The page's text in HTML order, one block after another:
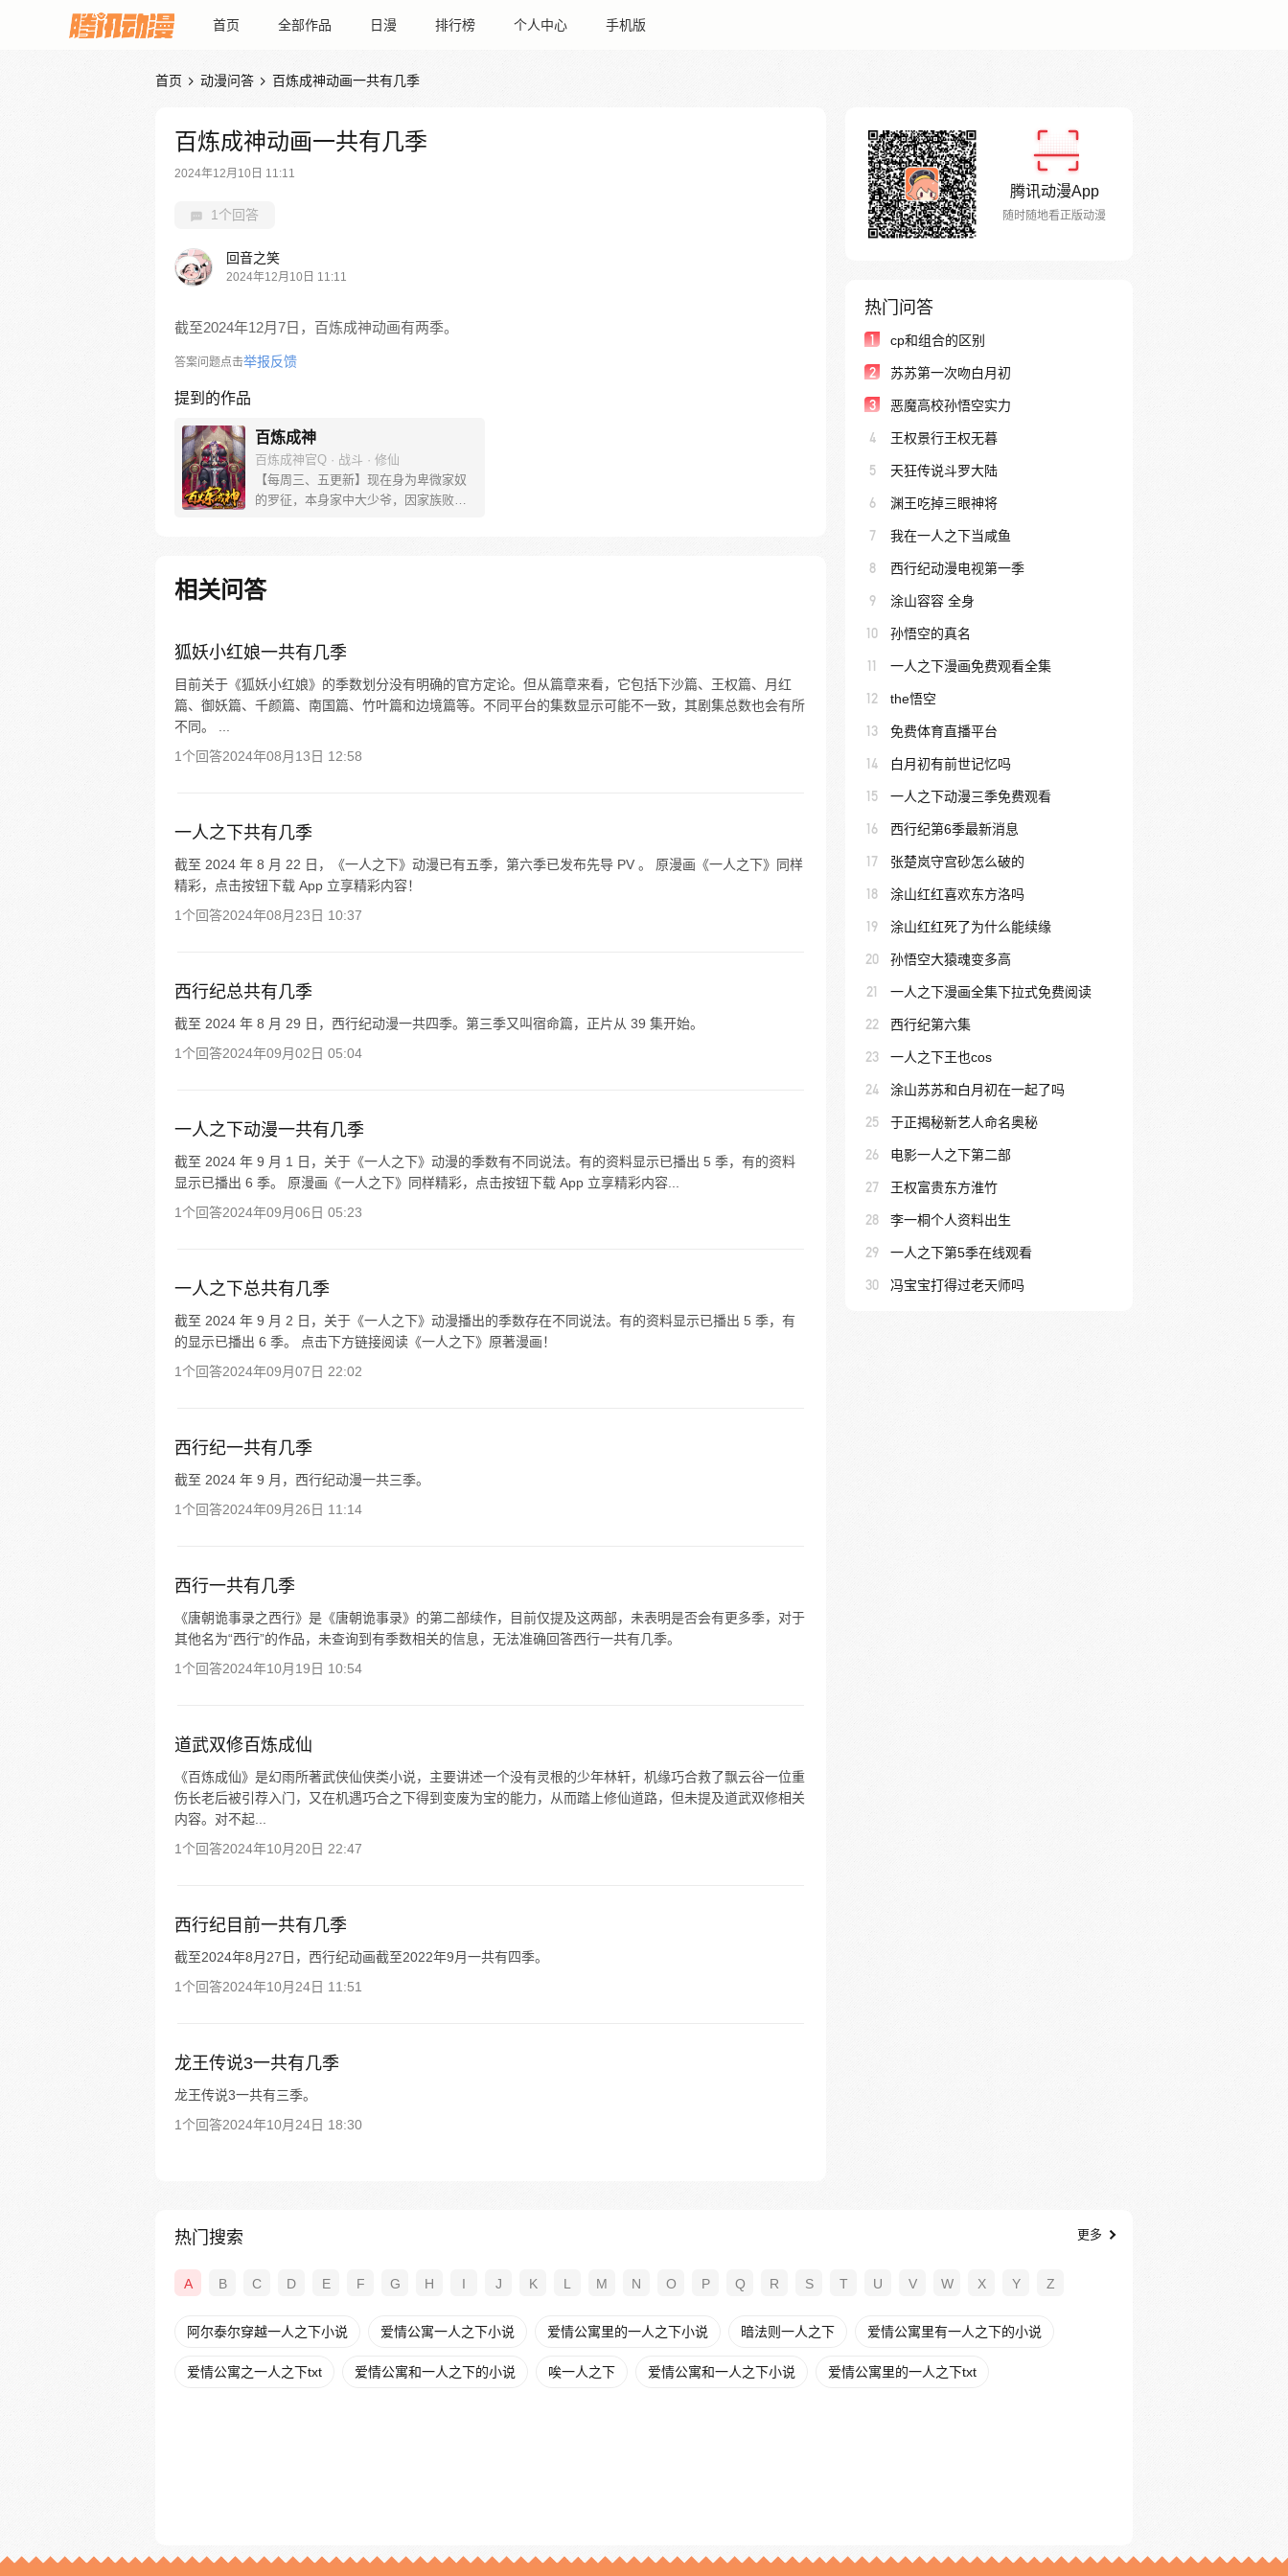
首页 全部作品 日漫 排行榜 个人中心 手机版
首页  动漫问答  百炼成神动画一共有几季
百炼成神动画一共有几季
2024年12月10日 11:11
1个回答
回音之笑
2024年12月10日 11:11
截至2024年12月7日，百炼成神动画有两季。
答案问题点击举报反馈
提到的作品
百炼成神
百炼成神官Q · 战斗 · 修仙
【每周三、五更新】现在身为卑微家奴
的罗征，本身家中大少爷，因家族败
炼制成器！而隐藏在这背后的神秘力量
到底是什么？参与周边活动请加QQ粉丝
相关问答
狐妖小红娘一共有几季
目前关于《狐妖小红娘》的季数划分没有明确的官方定论。但从篇章来看，它包括下沙篇、王权篇、月红
篇、御妖篇、千颜篇、南国篇、竹叶篇和边境篇等。不同平台的集数显示可能不一致，其剧集总数也会有所
不同。 ...
1个回答2024年08月13日 12:58
一人之下共有几季
截至 2024 年 8 月 22 日，《一人之下》动漫已有五季，第六季已发布先导 PV 。 原漫画《一人之下》同样
精彩，点击按钮下载 App 立享精彩内容！
1个回答2024年08月23日 10:37
西行纪总共有几季
截至 2024 年 8 月 29 日，西行纪动漫一共四季。第三季又叫宿命篇，正片从 39 集开始。
1个回答2024年09月02日 05:04
一人之下动漫一共有几季
截至 2024 年 9 月 1 日，关于《一人之下》动漫的季数有不同说法。有的资料显示已播出 5 季，有的资料
显示已播出 6 季。 原漫画《一人之下》同样精彩，点击按钮下载 App 立享精彩内容...
1个回答2024年09月06日 05:23
一人之下总共有几季
截至 2024 年 9 月 2 日，关于《一人之下》动漫播出的季数存在不同说法。有的资料显示已播出 5 季，有
的显示已播出 6 季。 点击下方链接阅读《一人之下》原著漫画！
1个回答2024年09月07日 22:02
西行纪一共有几季
截至 2024 年 9 月，西行纪动漫一共三季。
1个回答2024年09月26日 11:14
西行一共有几季
《唐朝诡事录之西行》是《唐朝诡事录》的第二部续作，目前仅提及这两部，未表明是否会有更多季，对于
其他名为“西行”的作品，未查询到有季数相关的信息，无法准确回答西行一共有几季。
1个回答2024年10月19日 10:54
道武双修百炼成仙
《百炼成仙》是幻雨所著武侠仙侠类小说，主要讲述一个没有灵根的少年林轩，机缘巧合救了飘云谷一位重
伤长老后被引荐入门，又在机遇巧合之下得到变废为宝的能力，从而踏上修仙道路，但未提及道武双修相关
内容。对不起...
1个回答2024年10月20日 22:47
西行纪目前一共有几季
截至2024年8月27日，西行纪动画截至2022年9月一共有四季。
1个回答2024年10月24日 11:51
龙王传说3一共有几季
龙王传说3一共有三季。
1个回答2024年10月24日 18:30
腾讯动漫App
随时随地看正版动漫
热门问答
1 cp和组合的区别
2 苏苏第一次吻白月初
3 恶魔高校孙悟空实力
4 王权景行王权无暮
5 天狂传说斗罗大陆
6 渊王吃掉三眼神将
7 我在一人之下当咸鱼
8 西行纪动漫电视第一季
9 涂山容容 全身
10 孙悟空的真名
11 一人之下漫画免费观看全集
12 the悟空
13 免费体育直播平台
14 白月初有前世记忆吗
15 一人之下动漫三季免费观看
16 西行纪第6季最新消息
17 张楚岚守宫砂怎么破的
18 涂山红红喜欢东方洛吗
19 涂山红红死了为什么能续缘
20 孙悟空大猿魂变多高
21 一人之下漫画全集下拉式免费阅读
22 西行纪第六集
23 一人之下王也cos
24 涂山苏苏和白月初在一起了吗
25 于正揭秘新艺人命名奥秘
26 电影一人之下第二部
27 王权富贵东方淮竹
28 李一桐个人资料出生
29 一人之下第5季在线观看
30 冯宝宝打得过老天师吗
热门搜索 更多
A B C D E F G H I J K L M N O P Q R S T U V W X Y Z
阿尔泰尔穿越一人之下小说 爱情公寓一人之下小说 爱情公寓里的一人之下小说 暗法则一人之下 爱情公寓里有一人之下的小说
爱情公寓之一人之下txt 爱情公寓和一人之下的小说 唉一人之下 爱情公寓和一人之下小说 爱情公寓里的一人之下txt